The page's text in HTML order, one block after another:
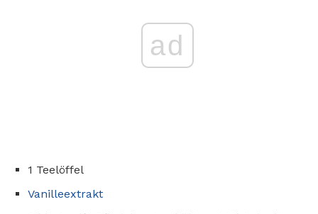
ad
1 Teelöffel
Vanilleextrakt